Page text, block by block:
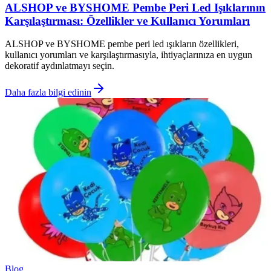
ALSHOP ve BYSHOME Pembe Peri Led Işıklarının
Karşılaştırması: Özellikler ve Kullanıcı Yorumları
ALSHOP ve BYSHOME pembe peri led ışıkların özellikleri,
kullanıcı yorumları ve karşılaştırmasıyla, ihtiyaçlarınıza en uygun
dekoratif aydınlatmayı seçin.
Daha fazla bilgi edinin